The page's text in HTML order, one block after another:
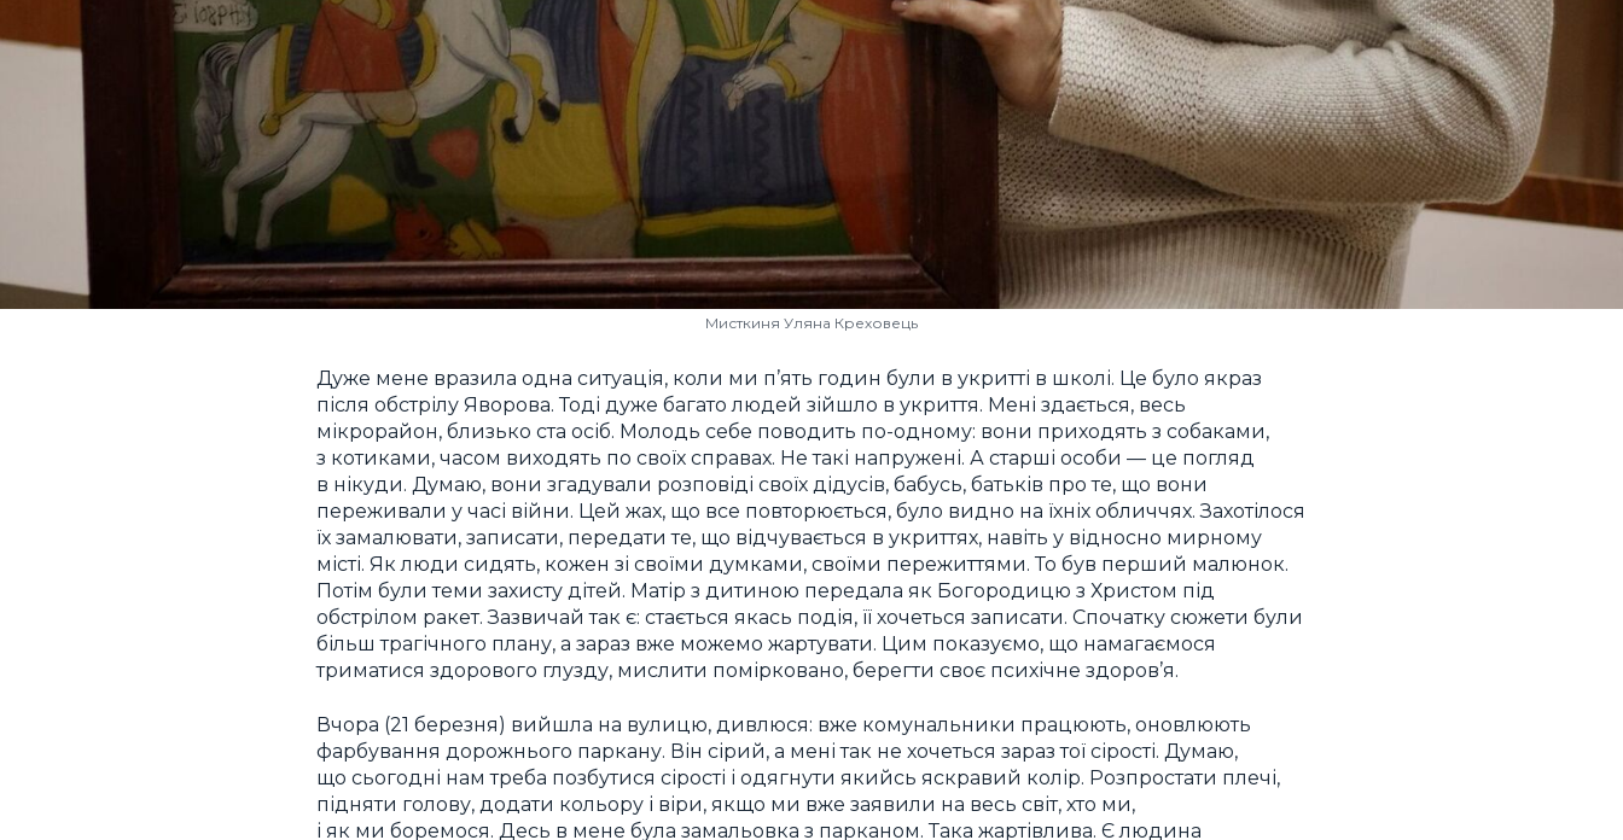
Мисткиня Уляна Креховець
Дуже мене вразила одна ситуація, коли ми п’ять годин були в укритті в школі. Це було якраз
після обстрілу Яворова. Тоді дуже багато людей зійшло в укриття. Мені здається, весь
мікрорайон, близько ста осіб. Молодь себе поводить по-одному: вони приходять з собаками,
з котиками, часом виходять по своїх справах. Не такі напружені. А старші особи — це погляд
в нікуди. Думаю, вони згадували розповіді своїх дідусів, бабусь, батьків про те, що вони
переживали у часі війни. Цей жах, що все повторюється, було видно на їхніх обличчях. Захотілося
їх замалювати, записати, передати те, що відчувається в укриттях, навіть у відносно мирному
місті. Як люди сидять, кожен зі своїми думками, своїми пережиттями. То був перший малюнок.
Потім були теми захисту дітей. Матір з дитиною передала як Богородицю з Христом під
обстрілом ракет. Зазвичай так є: стається якась подія, її хочеться записати. Спочатку сюжети були
більш трагічного плану, а зараз вже можемо жартувати. Цим показуємо, що намагаємося
триматися здорового глузду, мислити помірковано, берегти своє психічне здоров’я.
Вчора (21 березня) вийшла на вулицю, дивлюся: вже комунальники працюють, оновлюють
фарбування дорожнього паркану. Він сірий, а мені так не хочеться зараз тої сірості. Думаю,
що сьогодні нам треба позбутися сірості і одягнути якийсь яскравий колір. Розпростати плечі,
підняти голову, додати кольору і віри, якщо ми вже заявили на весь світ, хто ми,
і як ми боремося. Десь в мене була замальовка з парканом. Така жартівлива. Є людина